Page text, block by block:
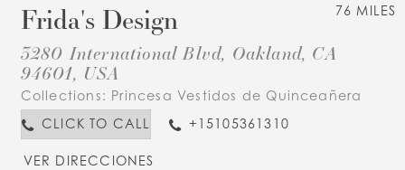
76 MILES
Frida's Design
3280 International Blvd, Oakland, CA
94601, USA
Collections: Princesa Vestidos de Quinceañera
CLICK TO CALL
+15105361310
VER DIRECCIONES